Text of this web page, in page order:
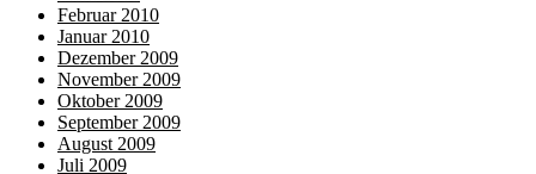
Februar 2010
Januar 2010
Dezember 2009
November 2009
Oktober 2009
September 2009
August 2009
Juli 2009